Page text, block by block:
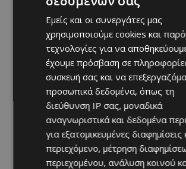
Cyprus From Air: Με ένα
φοβερό Drone Video
αποχαιρετούν το 2020
Εμείς τα
τα
Εμείς και οι συνεργάτες μας
χρησιμοποιούμε cookies και
τεχνολογίες για να
έχουμε πρόσβαση σε
συσκευή σας και να
προσωπικά δεδομένα, όπως τη
διεύθυνση IP σας, μοναδικά
αναγνωριστικά και δεδομένα
για εξατομικευμένες διαφημίσεις
περιεχόμενο, μέτρηση
περιεχομένου, ανάλυση κοινού